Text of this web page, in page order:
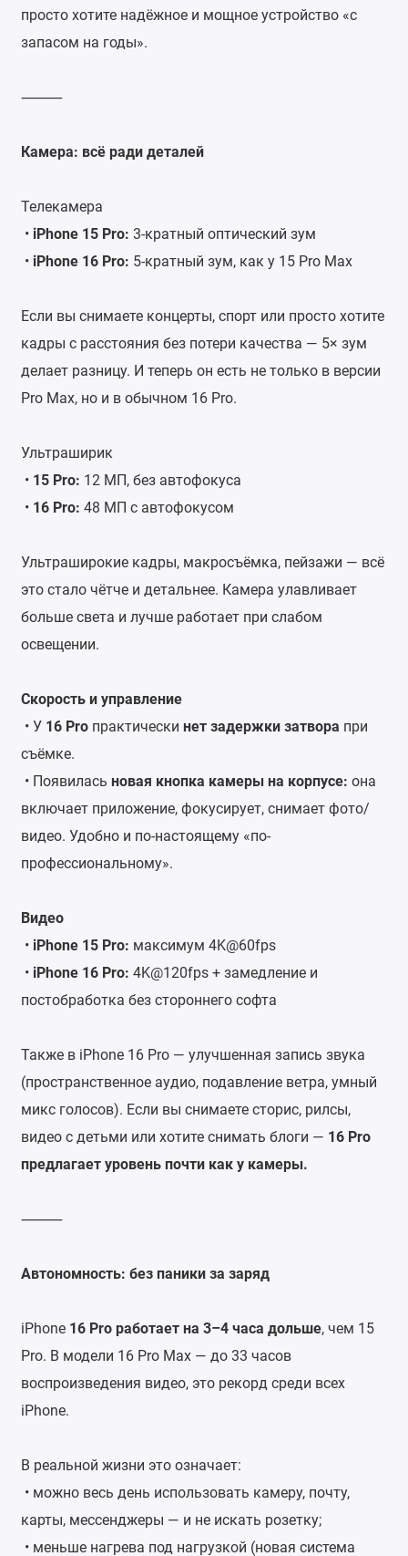
просто хотите надёжное и мощное устройство «с
запасом на годы».
⸻
Камера: всё ради деталей
Телекамера
•iPhone 15 Pro: 3-кратный оптический зум
•iPhone 16 Pro: 5-кратный зум, как у 15 Pro Max
Если вы снимаете концерты, спорт или просто хотите
кадры с расстояния без потери качества — 5× зум
делает разницу. И теперь он есть не только в версии
Pro Max, но и в обычном 16 Pro.
Ультраширик
•15 Pro: 12 МП, без автофокуса
• 16 Pro: 48 МП с автофокусом
Ультраширокие кадры, макросъёмка, пейзажи — всё
это стало чётче и детальнее. Камера улавливает
больше света и лучше работает при слабом
освещении.
Скорость и управление
• У 16 Proпрактически нет задержки затвора при
съёмке.
• Появилась новая кнопка камеры на корпусе: она
включает приложение, фокусирует, снимает фото/
видео. Удобно и по-настоящему «по-
профессиональному».
Видео
• iPhone 15 Pro: максимум 4K@60fps
• iPhone 16 Pro: 4K@120fps + замедление и
постобработка без стороннего софта
Также в iPhone 16 Pro — улучшенная запись звука
(пространственное аудио, подавление ветра, умный
микс голосов). Если вы снимаете сторис, рилсы,
видео с детьми или хотите снимать блоги — 16 Pro
предлагает уровень почти как у камеры.
⸻
Автономность: без паники за заряд
iPhone 16 Pro работает на 3–4 часа дольше, чем 15
Pro. В модели 16 Pro Max — до 33 часов
воспроизведения видео, это рекорд среди всех
iPhone.
В реальной жизни это означает:
• можно весь день использовать камеру, почту,
карты, мессенджеры — и не искать розетку;
• меньше нагрева под нагрузкой (новая система